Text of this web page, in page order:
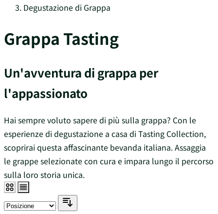
Degustazione di Grappa
Grappa Tasting
Un'avventura di grappa per
l'appassionato
Hai sempre voluto sapere di più sulla grappa? Con le
esperienze di degustazione a casa di Tasting Collection,
scoprirai questa affascinante bevanda italiana. Assaggia
le grappe selezionate con cura e impara lungo il percorso
sulla loro storia unica.